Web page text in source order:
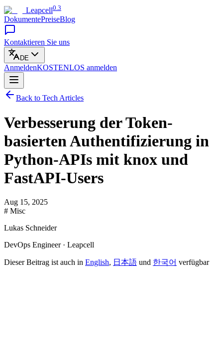
Leapcell0.3
DokumentePreiseBlog
Kontaktieren Sie uns
DE
AnmeldenKOSTENLOS anmelden
Back to Tech Articles
Verbesserung der Token-
basierten Authentifizierung in
Python-APIs mit knox und
FastAPI-Users
Aug 15, 2025
# Misc
Lukas Schneider
DevOps Engineer · Leapcell
Dieser Beitrag ist auch in English, 日本語 und 한국어 verfügbar